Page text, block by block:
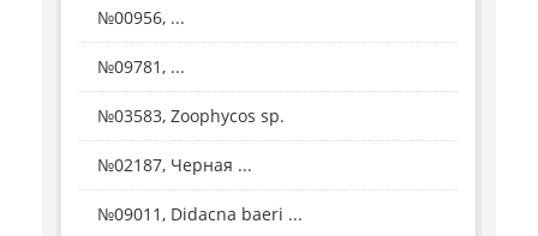
№00956, ...
№09781, ...
№03583, Zoophycos sp.
№02187, Черная ...
№09011, Didacna baeri ...